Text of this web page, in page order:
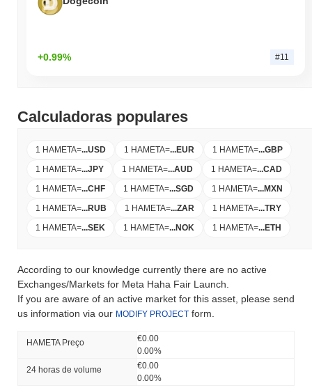
+0.99% #11
Calculadoras populares
1 HAMETA=...USD 1 HAMETA=...EUR 1 HAMETA=...GBP
1 HAMETA=...JPY 1 HAMETA=...AUD 1 HAMETA=...CAD
1 HAMETA=...CHF 1 HAMETA=...SGD 1 HAMETA=...MXN
1 HAMETA=...RUB 1 HAMETA=...ZAR 1 HAMETA=...TRY
1 HAMETA=...SEK 1 HAMETA=...NOK 1 HAMETA=...ETH
According to our knowledge currently there are no active
Exchanges/Markets for Meta Haha Fair Launch.
If you are aware of an active market for this asset, please send
us information via our MODIFY PROJECT form.
HAMETA Preço
€0.00
0.00%
24 horas de volume
€0.00
0.00%